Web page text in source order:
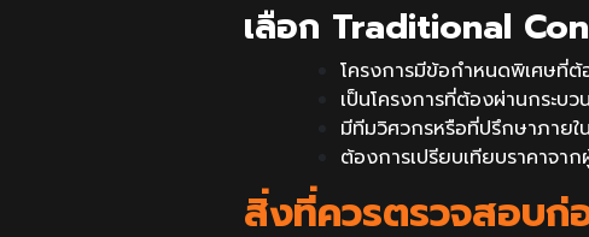
เลือก Traditional
โครงการมีข้อกำหนดพิเศษที่ต้
เป็นโครงการที่ต้องผ่านกระบ
มีทีมวิศวกรหรือที่ปรึกษาภายใ
ต้องการเปรียบเทียบราคาจา
สิ่งที่ควรตรวจสอบ